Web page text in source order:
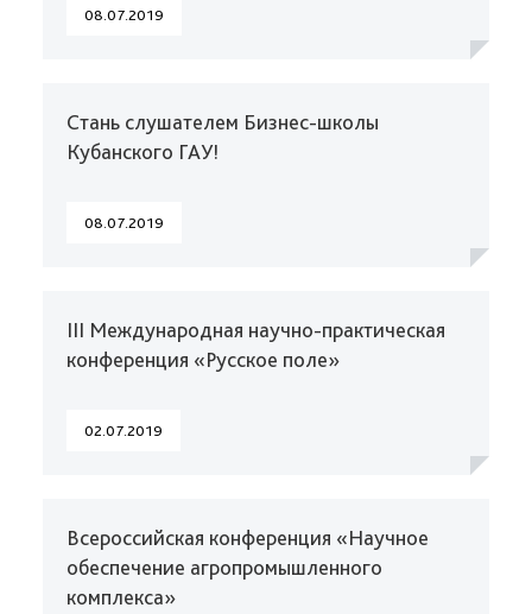
08.07.2019
Стань слушателем Бизнес-школы
Кубанского ГАУ!
08.07.2019
III Международная научно-практическая
конференция «Русское поле»
02.07.2019
Всероссийская конференция «Научное
обеспечение агропромышленного
комплекса»